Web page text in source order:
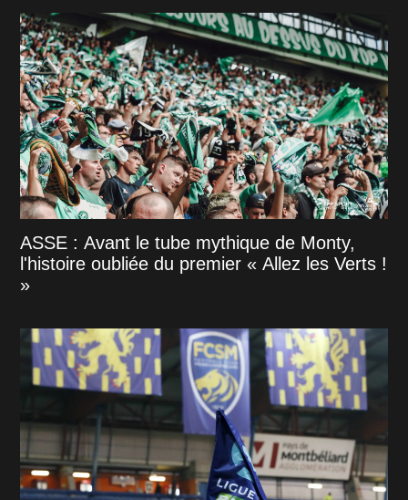
ASSE : Avant le tube mythique de Monty,
l'histoire oubliée du premier « Allez les Verts !
»